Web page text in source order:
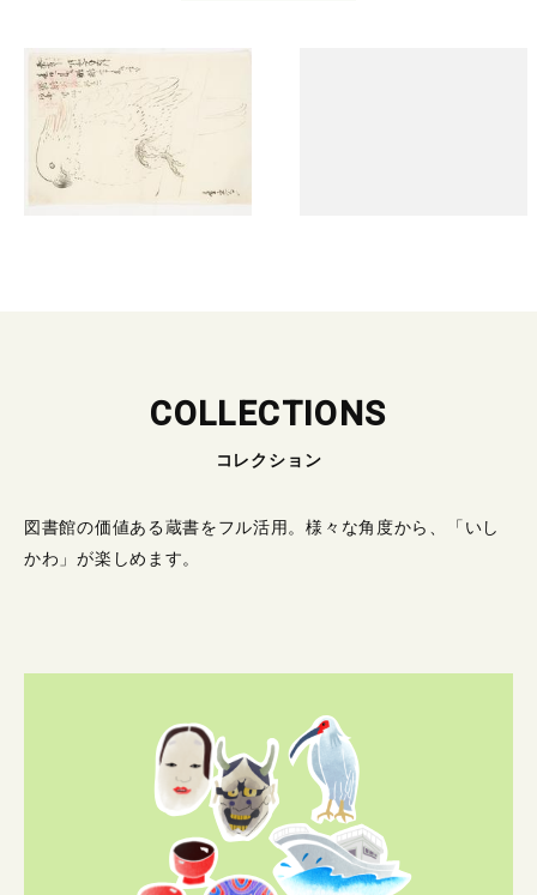
COLLECTIONS
コレクション
図書館の価値ある蔵書をフル活用。様々な角度から、「いし
かわ」が楽しめます。